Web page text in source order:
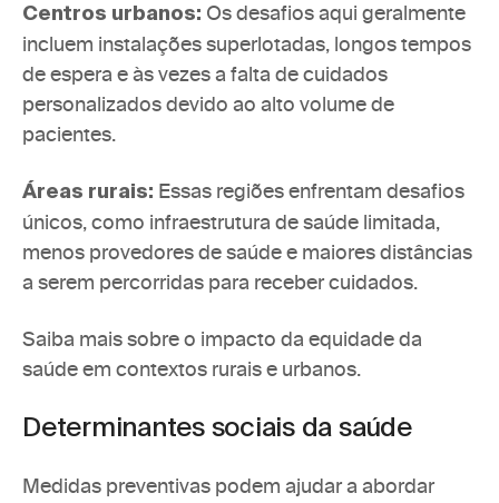
Centros urbanos: Os desafios aqui geralmente
incluem instalações superlotadas, longos tempos
de espera e às vezes a falta de cuidados
personalizados devido ao alto volume de
pacientes.
Áreas rurais: Essas regiões enfrentam desafios
únicos, como infraestrutura de saúde limitada,
menos provedores de saúde e maiores distâncias
a serem percorridas para receber cuidados.
Saiba mais sobre o impacto da equidade da
saúde em contextos rurais e urbanos.
Determinantes sociais da saúde
Medidas preventivas podem ajudar a abordar